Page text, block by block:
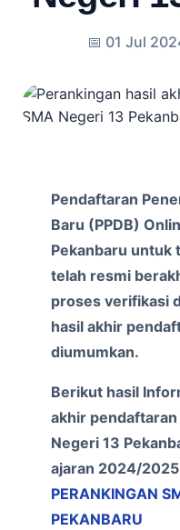
📅 01 Jul
Pendaftaran
Baru (PPDB)
Pekanbaru untuk
telah resmi
proses verifikasi
hasil akhir
diumumkan.
Berikut hasil
akhir pendaftaran
Negeri 13
ajaran 2024/2025
PERANKINGAN
PEKANBARU